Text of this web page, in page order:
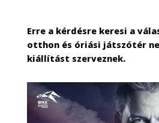
Erre a kérdésre keresi a
otthon és óriási játszótér
kiállítást szerveznek.